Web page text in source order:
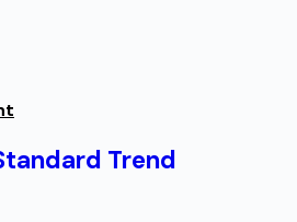
Trend